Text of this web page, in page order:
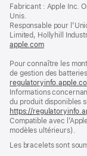
page une
fenêtre)
Fabricant : Apple Inc.
Unis.
Responsable pour
Limited, Hollyhill
apple.com(s’ouvre
une
nouvelle
fenêtre)
Pour connaître les
de gestion des
Informations
du produit disponibles
https://
Compatible avec
modèles ultérieurs).
Les bracelets sont